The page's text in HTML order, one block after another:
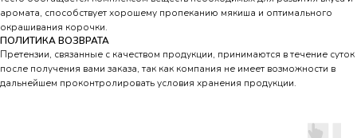
аромата, способствует хорошему пропеканию мякиша и оптимального
окрашивания корочки.
ПОЛИТИКА ВОЗВРАТА
Претензии, связанные с качеством продукции, принимаются в течение суток
после получения вами заказа, так как компания не имеет возможности в
дальнейшем проконтролировать условия хранения продукции.